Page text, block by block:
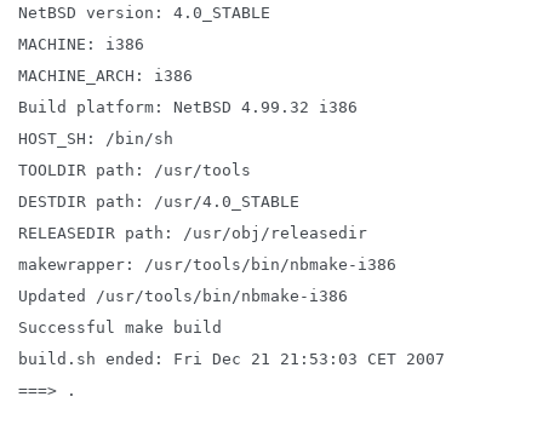
NetBSD version: 4.0_STABLE
MACHINE: i386
MACHINE_ARCH: i386
Build platform: NetBSD 4.99.32 i386
HOST_SH: /bin/sh
TOOLDIR path: /usr/tools
DESTDIR path: /usr/4.0_STABLE
RELEASEDIR path: /usr/obj/releasedir
makewrapper: /usr/tools/bin/nbmake-i386
Updated /usr/tools/bin/nbmake-i386
Successful make build
build.sh ended: Fri Dec 21 21:53:03 CET 2007
===> .